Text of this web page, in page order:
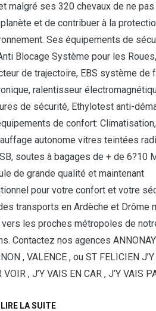
malgré ses 320 chevaux de ne
et de contribuer à la
Ses équipements de
Blocage Système pour les Roues,
de trajectoire, EBS système de
ralentisseur
de sécurité, Ethylotest anti-
de confort: Climatisation,
autonome vitres teintées
soutes à bagages de + de 6?10
de grande qualité et maintenant
pour votre confort et votre
transports en Ardèche et Drôme
les proches métropoles de
Contactez nos agences
, VALENCE , ou ST FELICIEN
VOIR , J’Y VAIS EN CAR , J’Y VAIS
LIRE LA SUITE